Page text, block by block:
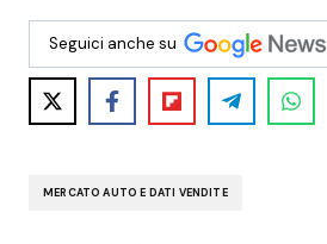
Seguici anche su
MERCATO AUTO E DATI VENDITE